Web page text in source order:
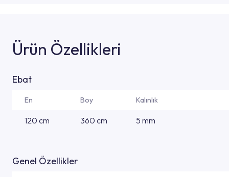
Ürün Özellikleri
Ebat
En Boy Kalınlık
120 cm 360 cm 5 mm
Genel Özellikler